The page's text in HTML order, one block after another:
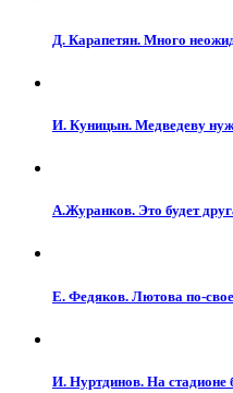
Д. Карапетян. Много
И. Куницын. Медведеву
А.Журанков. Это будет
Е. Федяков. Лютова по-
И. Нуртдинов. На стадионе